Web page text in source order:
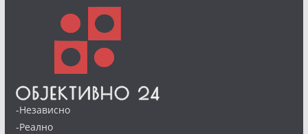
-Независно
-Реално